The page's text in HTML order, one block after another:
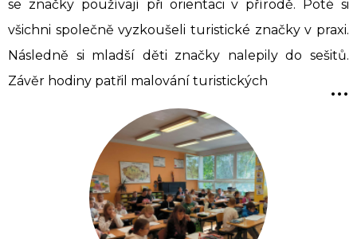
se značky používají při orientaci v přírodě. Poté si
všichni společně vyzkoušeli turistické značky v praxi.
Následně si mladší děti značky nalepily do sešitů.
Závěr hodiny patřil malování turistických
...